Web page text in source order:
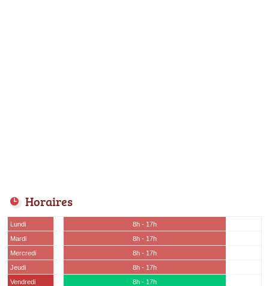
Horaires
Lundi
8h - 17h
Mardi
8h - 17h
Mercredi
8h - 17h
Jeudi
8h - 17h
Vendredi
8h - 17h